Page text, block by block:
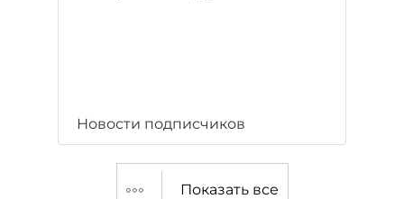
Новости подписчиков
Показать все